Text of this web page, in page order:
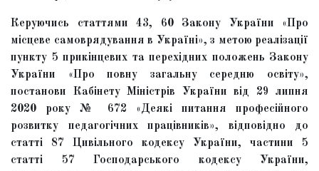
Керуючись статтями 43, 60 Закону України «Про
місцеве самоврядування в Україні», з метою реалізації
пункту 5 прикінцевих та перехідних положень Закону
України «Про повну загальну середню освіту»,
постанови Кабінету Міністрів України від 29 липня
2020 року № 672 «Деякі питання професійного
розвитку педагогічних працівників», відповідно до
статті 87 Цивільного кодексу України, частини 5
статті 57 Господарського кодексу України,